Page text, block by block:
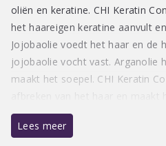
oliën en keratine. CHI Keratin
het haareigen keratine aanvult
Jojobaolie voedt het haar en de
jojobaolie vocht vast. Arganolie
maakt het soepel. CHI Keratin
handelbaar. Deze conditioner is
parabenen.
Lees meer